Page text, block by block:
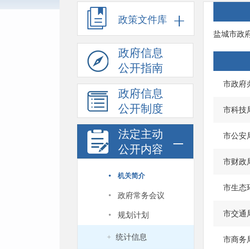
政策文件库
政府信息
公开指南
政府信息
公开制度
法定主动
公开内容
· 机关简介
· 政府常务会议
· 规划计划
+ 统计信息
盐城市政
市政府
市科技
市公安
市财政
市生态
市交通
市商务